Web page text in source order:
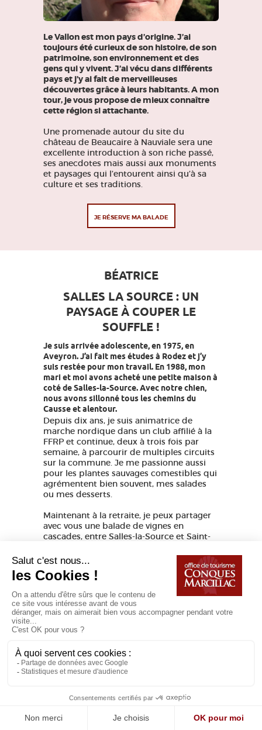
Le Vallon est mon pays d’origine. J’ai
toujours été curieux de son histoire, de son
patrimoine, son environnement et des
gens qui y vivent. J’ai vécu dans différents
pays et j’y ai fait de merveilleuses
découvertes grâce à leurs habitants. A mon
tour, je vous propose de mieux connaître
cette région si attachante.
Une promenade autour du site du
château de Beaucaire à Nauviale sera une
excellente introduction à son riche passé,
ses anecdotes mais aussi aux monuments
et paysages qui l’entourent ainsi qu’à sa
culture et ses traditions.
JE RÉSERVE MA BALADE
BÉATRICE
SALLES LA SOURCE : UN
PAYSAGE À COUPER LE
SOUFFLE !
Je suis arrivée adolescente, en 1975, en
Aveyron. J’ai fait mes études à Rodez et j’y
suis restée pour mon travail. En 1988, mon
mari et moi avons acheté une petite maison à
coté de Salles-la-Source. Avec notre chien,
nous avons sillonné tous les chemins du
Causse et alentour.
Depuis dix ans, je suis animatrice de
marche nordique dans un club affilié à la
FFRP et continue, deux à trois fois par
semaine, à parcourir de multiples circuits
sur la commune. Je me passionne aussi
pour les plantes sauvages comestibles qui
agrémentent bien souvent, mes salades
ou mes desserts.
Maintenant à la retraite, je peux partager
avec vous une balade de vignes en
cascades, entre Salles-la-Source et Saint-
sites incontournables entre eau et vin. La
balade complète dure 3h (7km) mais nous
pourrons définir ensemble le parcours, le
rythme et le thème. A vous de choisir !